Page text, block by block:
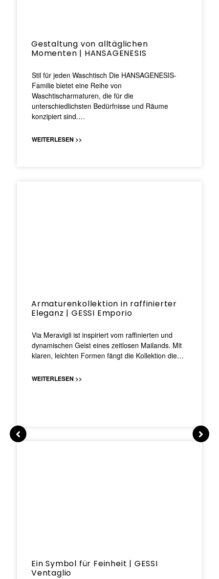
Gestaltung von alltäglichen
Momenten | HANSAGENESIS
Stil für jeden Waschtisch Die HANSAGENESIS-
Familie bietet eine Reihe von
Waschtischarmaturen, die für die
unterschiedlichsten Bedürfnisse und Räume
konzipiert sind.…
WEITERLESEN >>
Armaturenkollektion in raffinierter
Eleganz | GESSI Emporio
Via Meravigli ist inspiriert vom raffinierten und
dynamischen Geist eines zeitlosen Mailands. Mit
klaren, leichten Formen fängt die Kollektion die…
WEITERLESEN >>
Ein Symbol für Feinheit | GESSI
Ventaglio